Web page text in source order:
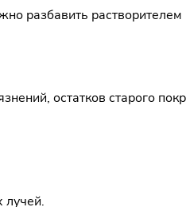
разбавить
остатков старого
лучей.